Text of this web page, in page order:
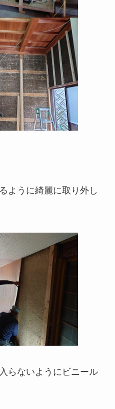
ように綺麗に取り外し
らないようにビニール